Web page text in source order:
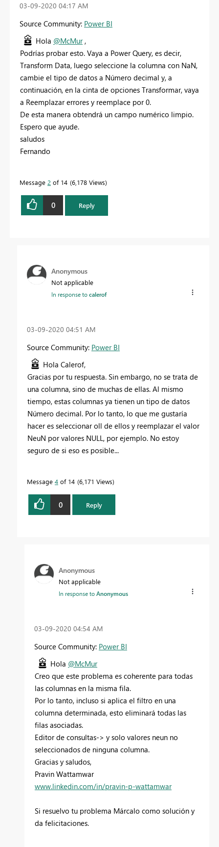
‎03-09-2020 04:17 AM
Source Community: Power BI
Hola @McMur,
Podrías probar esto. Vaya a Power Query, es decir,
Transform Data, luego seleccione la columna con NaN,
cambie el tipo de datos a Número decimal y, a
continuación, en la cinta de opciones Transformar, vaya
a Reemplazar errores y reemplace por 0.
De esta manera obtendrá un campo numérico limpio.
Espero que ayude.
saludos
Fernando
Message 2 of 14 6,178 Views
0 Reply
Anonymous
Not applicable
In response tocalerof
‎03-09-2020 04:51 AM
Source Community: Power BI
Hola Calerof,
Gracias por tu respuesta. Sin embargo, no se trata de
una columna, sino de muchas de ellas. Al mismo
tiempo, estas columnas ya tienen un tipo de datos
Número decimal. Por lo tanto, lo que me gustaría
hacer es seleccionar oll de ellos y reemplazar el valor
NeuN por valores NULL, por ejemplo. No estoy
seguro de si eso es posible...
Message 4 of 14 6,171 Views
0 Reply
Anonymous
Not applicable
In response toAnonymous
‎03-09-2020 04:54 AM
Source Community: Power BI
Hola @McMur
Creo que este problema es coherente para todas
las columnas en la misma fila.
Por lo tanto, incluso si aplica el filtro en una
columna determinada, esto eliminará todas las
filas asociadas.
Editor de consultas-> y solo valores neun no
seleccionados de ninguna columna.
Gracias y saludos,
Pravin Wattamwar
www.linkedin.com/in/pravin-p-wattamwar
Si resuelvo tu problema Márcalo como solución y
da felicitaciones.